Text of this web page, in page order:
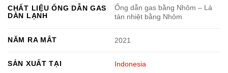
CHẤT LIỆU ỐNG DẪN GAS
DÀN LẠNH
Ống dẫn gas bằng Nhôm – Lá
tản nhiệt bằng Nhôm
NĂM RA MẮT 2021
SẢN XUẤT TẠI Indonesia